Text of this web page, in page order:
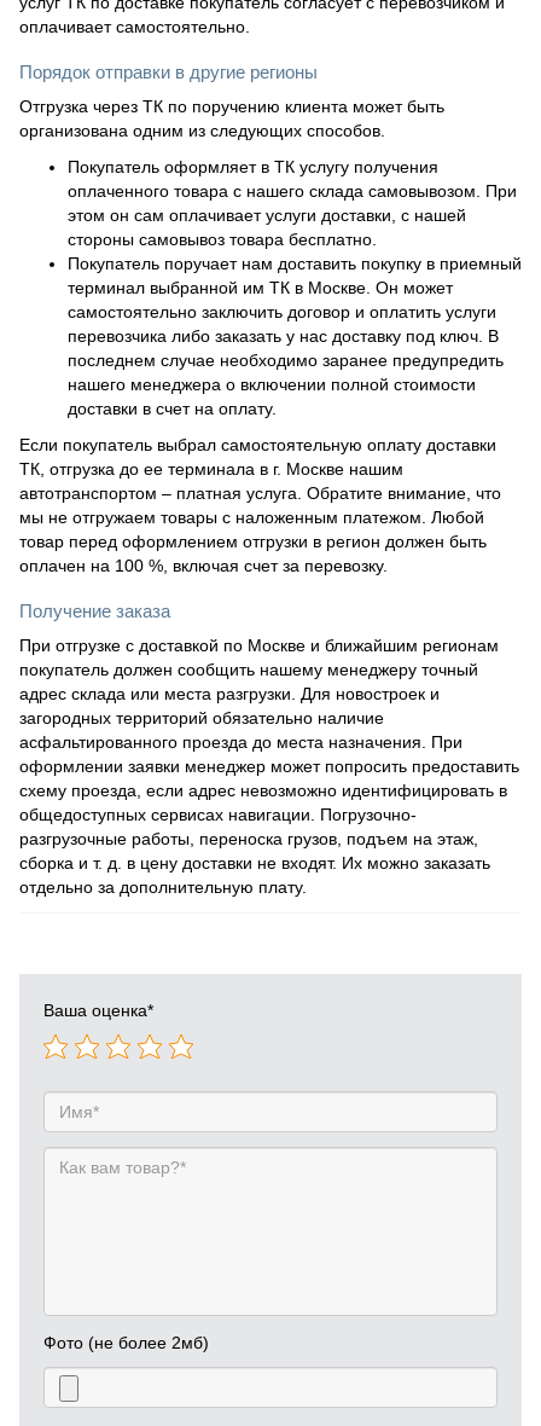
оплачивает самостоятельно.
Порядок отправки в другие регионы
Отгрузка через ТК по поручению клиента может быть
организована одним из следующих способов.
Покупатель оформляет в ТК услугу получения
оплаченного товара с нашего склада самовывозом. При
этом он сам оплачивает услуги доставки, с нашей
стороны самовывоз товара бесплатно.
Покупатель поручает нам доставить покупку в приемный
терминал выбранной им ТК в Москве. Он может
самостоятельно заключить договор и оплатить услуги
перевозчика либо заказать у нас доставку под ключ. В
последнем случае необходимо заранее предупредить
нашего менеджера о включении полной стоимости
доставки в счет на оплату.
Если покупатель выбрал самостоятельную оплату доставки
ТК, отгрузка до ее терминала в г. Москве нашим
автотранспортом – платная услуга. Обратите внимание, что
мы не отгружаем товары с наложенным платежом. Любой
товар перед оформлением отгрузки в регион должен быть
оплачен на 100 %, включая счет за перевозку.
Получение заказа
При отгрузке с доставкой по Москве и ближайшим регионам
покупатель должен сообщить нашему менеджеру точный
адрес склада или места разгрузки. Для новостроек и
загородных территорий обязательно наличие
асфальтированного проезда до места назначения. При
оформлении заявки менеджер может попросить предоставить
схему проезда, если адрес невозможно идентифицировать в
общедоступных сервисах навигации. Погрузочно-
разгрузочные работы, переноска грузов, подъем на этаж,
сборка и т. д. в цену доставки не входят. Их можно заказать
отдельно за дополнительную плату.
Ваша оценка*
Фото (не более 2мб)